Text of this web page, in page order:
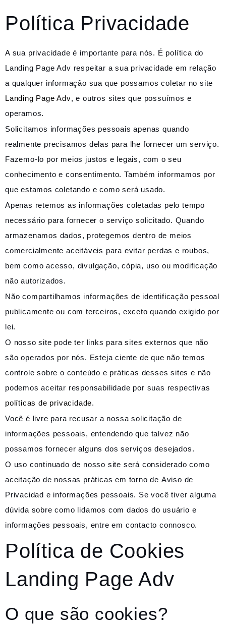
Política Privacidade
A sua privacidade é importante para nós. É política do
Landing Page Adv respeitar a sua privacidade em relação
a qualquer informação sua que possamos coletar no site
Landing Page Adv, e outros sites que possuímos e
operamos.
Solicitamos informações pessoais apenas quando
realmente precisamos delas para lhe fornecer um serviço.
Fazemo-lo por meios justos e legais, com o seu
conhecimento e consentimento. Também informamos por
que estamos coletando e como será usado.
Apenas retemos as informações coletadas pelo tempo
necessário para fornecer o serviço solicitado. Quando
armazenamos dados, protegemos dentro de meios
comercialmente aceitáveis ​​para evitar perdas e roubos,
bem como acesso, divulgação, cópia, uso ou modificação
não autorizados.
Não compartilhamos informações de identificação pessoal
publicamente ou com terceiros, exceto quando exigido por
lei.
O nosso site pode ter links para sites externos que não
são operados por nós. Esteja ciente de que não temos
controle sobre o conteúdo e práticas desses sites e não
podemos aceitar responsabilidade por suas respectivas
políticas de privacidade.
Você é livre para recusar a nossa solicitação de
informações pessoais, entendendo que talvez não
possamos fornecer alguns dos serviços desejados.
O uso continuado de nosso site será considerado como
aceitação de nossas práticas em torno de Aviso de
Privacidad e informações pessoais. Se você tiver alguma
dúvida sobre como lidamos com dados do usuário e
informações pessoais, entre em contacto connosco.
Política de Cookies
Landing Page Adv
O que são cookies?